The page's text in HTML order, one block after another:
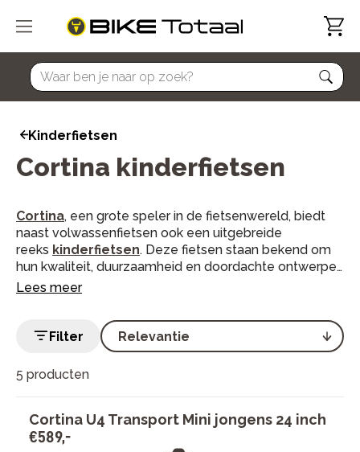
home
Kinderfietsen
Cortina kinderfietsen
Cortina, een grote speler in de fietsenwereld, biedt
naast volwassenfietsen ook een uitgebreide
reeks kinderfietsen. Deze fietsen staan bekend om
hun kwaliteit, duurzaamheid en doordachte ontwerpen
die aansluiten op de behoeften en wensen van jonge
esthetiek heeft Cortina kinderfietsen gecreëerd die
zowel praktisch als aantrekkelijk zijn.
Lees meer
5 producten
Filter
Cortina U4 Transport Mini jongens 24 inch
€589,-